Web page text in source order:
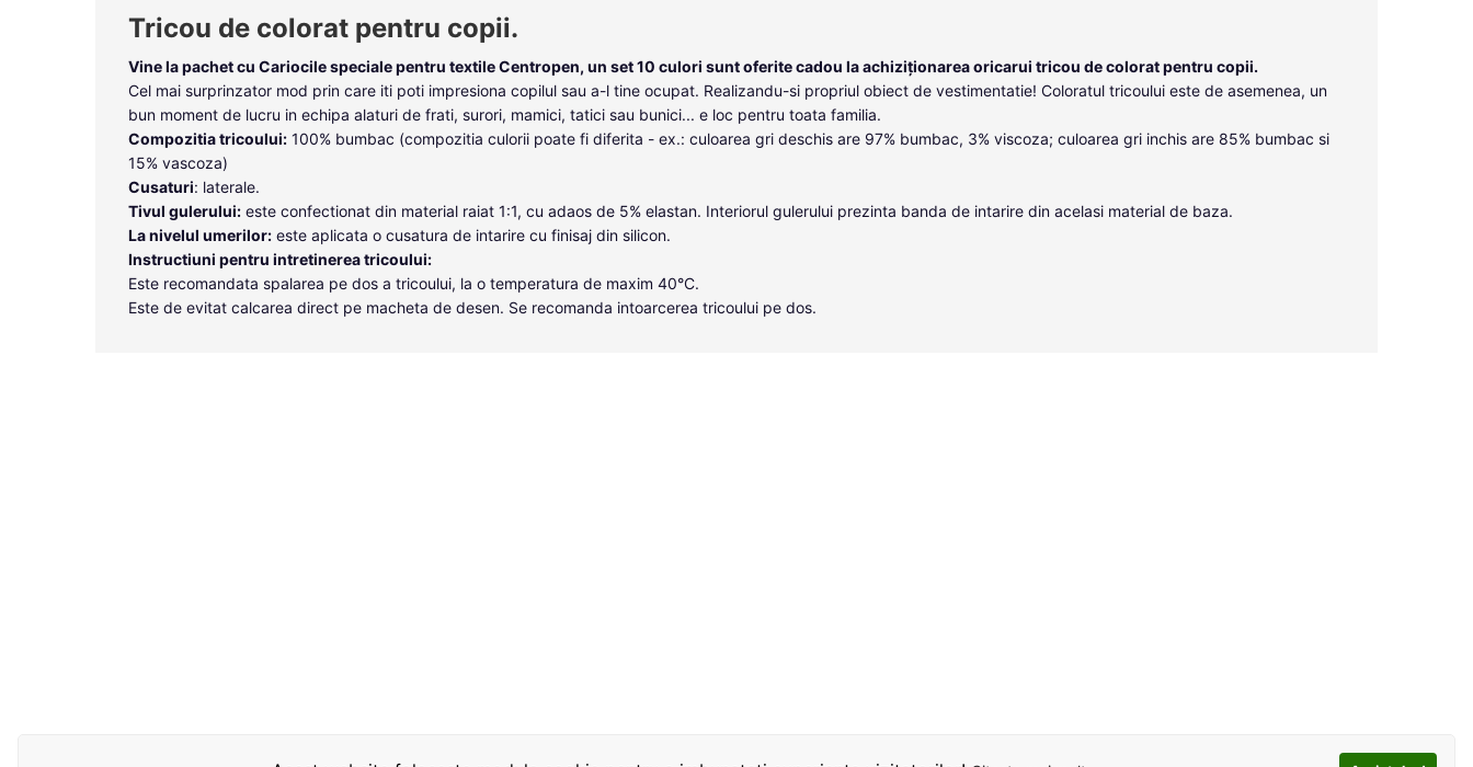
Tricou de colorat pentru copii.
Vine la pachet cuCariocile speciale pentru textileCentropen,un set 10 culori sunt oferite cadou la achiziționarea oricarui tricou de colorat pentru copii.
Cel mai surprinzator mod prin care iti poti impresiona copilul sau a-l tine ocupat. Realizandu-si propriul obiect de vestimentatie! Coloratul tricoului este de asemenea, un
bun moment de lucru in echipa alaturi de frati, surori, mamici, tatici sau bunici... e loc pentru toata familia.
Compozitia tricoului: 100% bumbac (compozitia culorii poate fi diferita - ex.: culoarea gri deschis are 97% bumbac, 3% viscoza; culoarea gri inchis are 85% bumbac si
15% vascoza)
Cusaturi: laterale.
Tivul gulerului: este confectionat din material raiat 1:1, cu adaos de 5% elastan. Interiorul gulerului prezinta banda de intarire din acelasi material de baza.
La nivelul umerilor: este aplicata o cusatura de intarire cu finisaj din silicon.
Instructiuni pentru intretinerea tricoului:
Este recomandata spalarea pe dos a tricoului, la o temperatura de maxim 40°C.
Este de evitat calcarea direct pe macheta de desen. Se recomanda intoarcerea tricoului pe dos.